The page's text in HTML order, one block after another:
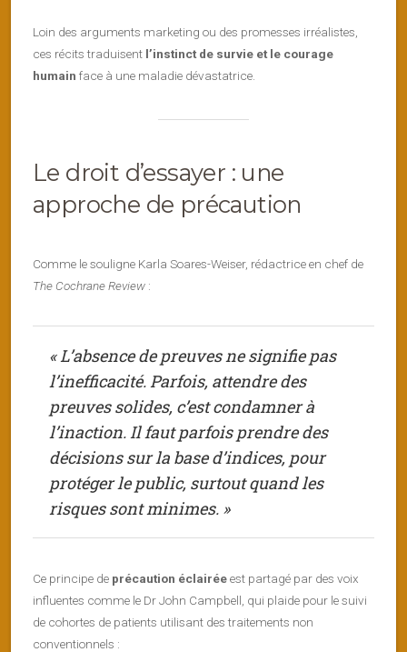
Loin des arguments marketing ou des promesses irréalistes,
ces récits traduisent l’instinct de survie et le courage
humain face à une maladie dévastatrice.
Le droit d’essayer : une
approche de précaution
Comme le souligne Karla Soares-Weiser, rédactrice en chef de
The Cochrane Review :
« L’absence de preuves ne signifie pas
l’inefficacité. Parfois, attendre des
preuves solides, c’est condamner à
l’inaction. Il faut parfois prendre des
décisions sur la base d’indices, pour
protéger le public, surtout quand les
risques sont minimes. »
Ce principe de précaution éclairéeest partagé par des voix
influentes comme le Dr John Campbell, qui plaide pour le suivi
de cohortes de patients utilisant des traitements non
conventionnels :